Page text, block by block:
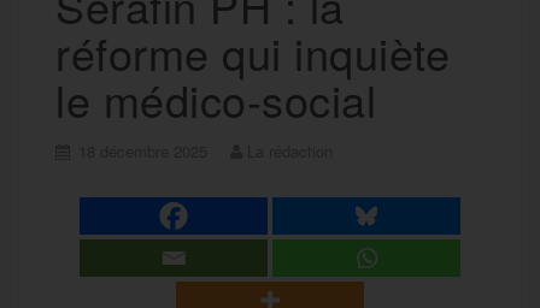
réforme qui inquiète
le médico-social